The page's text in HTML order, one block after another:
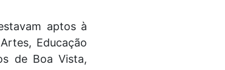
aptos à
Educação
de Boa Vista,